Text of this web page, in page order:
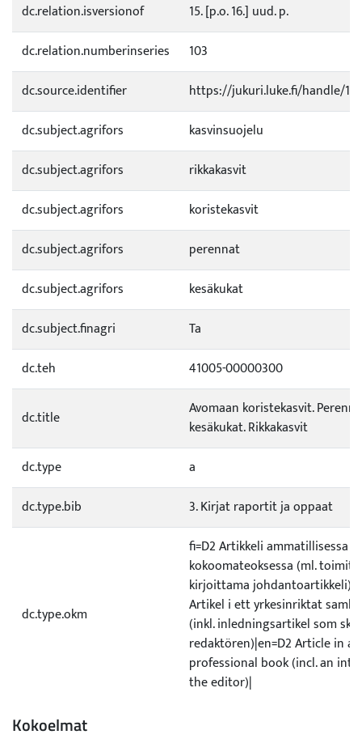
dc.relation.isversionof
15. [p.o. 16.] uud. p.
dc.relation.numberinseries
103
dc.source.identifier
https://jukuri.luke.fi/handle/
dc.subject.agrifors
kasvinsuojelu
dc.subject.agrifors
rikkakasvit
dc.subject.agrifors
koristekasvit
dc.subject.agrifors
perennat
dc.subject.agrifors
kesäkukat
dc.subject.finagri
Ta
dc.teh
41005-00000300
dc.title
Avomaan koristekasvit.
kesäkukat. Rikkakasvit
dc.type
a
dc.type.bib
3. Kirjat raportit ja oppaat
dc.type.okm
fi=D2 Artikkeli ammatillisessa
kokoomateoksessa (ml.
kirjoittama
Artikel i ett yrkesinriktat
(inkl. inledningsartikel som
redaktören)|en=D2 Article in a
professional book (incl. an
the editor)|
Kokoelmat